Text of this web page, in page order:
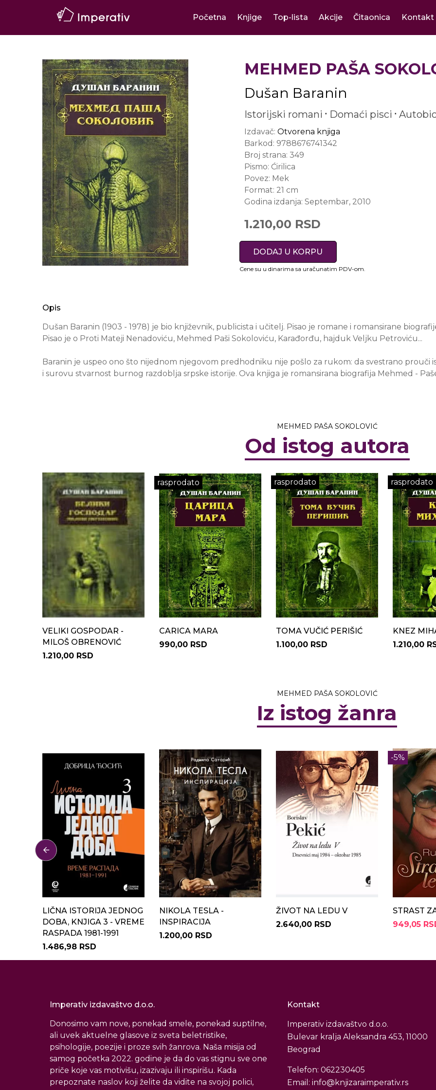
Početna Knjige Top-lista Akcije Čitaonica Kontakt
MEHMED PAŠA
Dušan Baranin
Istorijski romani Domaći pisci
Izdavač: Otvorena knjiga
Barkod: 9788676741342
Broj strana: 349
Pismo: Ćirilica
Povez: Mek
Format: 21 cm
Godina izdanja: Septembar, 2010
1.210,00 RSD
DODAJ U KORPU
Cene su u dinarima sa uračunatim PDV-om.
Opis
Dušan Baranin (1903 - 1978) je bio književnik, publicista i učitelj. Pisao je romane i romansirane
Pisao je o Proti Mateji Nenadoviću, Mehmed Paši Sokoloviću, Karađorđu, hajduk Veljku Petroviću...
Baranin je uspeo ono što nijednom njegovom predhodniku nije pošlo za rukom: da svestrano prouči
i surovu stvarnost burnog razdoblja srpske istorije. Ova knjiga je romansirana biografija Mehmed -
MEHMED PAŠA SOKOLOVIĆ
Od istog autora
VELIKI GOSPODAR -
MILOŠ OBRENOVIĆ
1.210,00 RSD
rasprodato
CARICA MARA
990,00 RSD
rasprodato
TOMA VUČIĆ PERIŠIĆ
1.100,00 RSD
rasprodato
KNEZ
1.210,00
MEHMED PAŠA SOKOLOVIĆ
Iz istog žanra
LIČNA ISTORIJA JEDNOG
DOBA, KNJIGA 3 - VREME
RASPADA 1981-1991
1.486,98 RSD
NIKOLA TESLA -
INSPIRACIJA
1.200,00 RSD
ŽIVOT NA LEDU V
2.640,00 RSD
-5%
STRAST
949,05
Imperativ izdavaštvo d.o.o.
Donosimo vam nove, ponekad smele, ponekad suptilne,
ali uvek aktuelne glasove iz sveta beletristike,
psihologije, poezije i proze svih žanrova. Naša misija od
samog početka 2022. godine je da do vas stignu sve one
priče koje vas motivišu, izazivaju ili inspirišu. Kada
prepoznate naslov koji želite da vidite na svojoj polici,
Kontakt
Imperativ izdavaštvo d.o.o.
Bulevar kralja Aleksandra 453, 11000
Beograd
Telefon: 062230405
Email: info@knjizaraimperativ.rs